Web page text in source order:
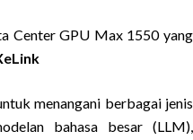
Center GPU Max 1550 yang
menangani berbagai jenis
bahasa besar (LLM),